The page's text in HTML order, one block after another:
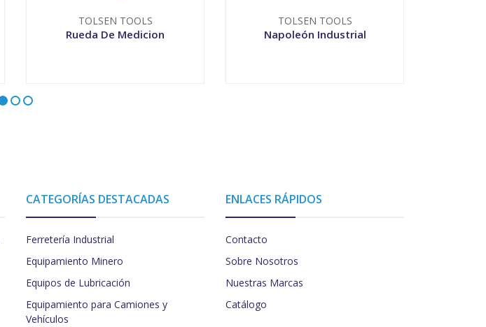
TOLSEN TOOLS
Rueda De Medicion
TOLSEN TOOLS
Napoleón Industrial
CATEGORÍAS DESTACADAS
Ferretería Industrial
Equipamiento Minero
Equipos de Lubricación
Equipamiento para Camiones y
Vehículos
ENLACES RÁPIDOS
Contacto
Sobre Nosotros
Nuestras Marcas
Catálogo